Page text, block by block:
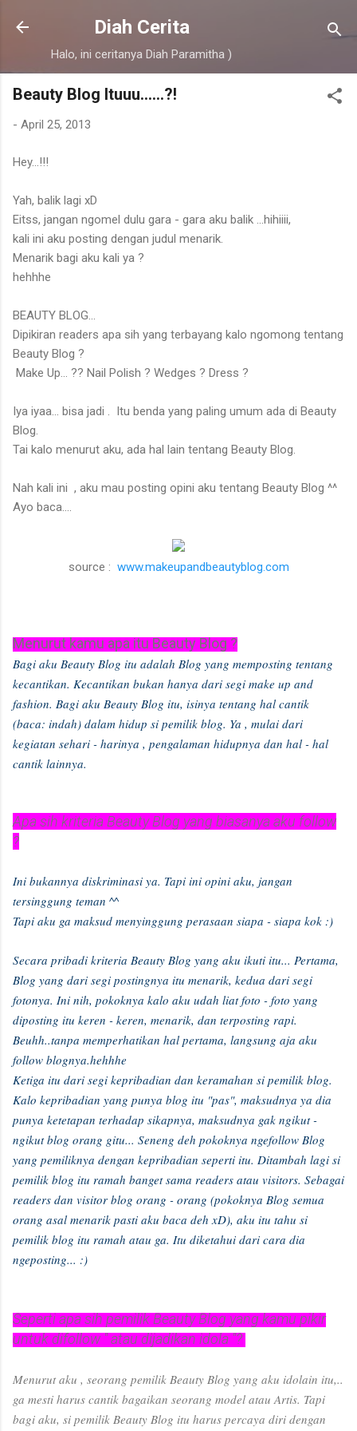
Skip to main content
Diah Cerita
Halo, ini ceritanya Diah Paramitha )
Beauty Blog Ituuu......?!
- April 25, 2013
Hey...!!!
Yah, balik lagi xD
Eitss, jangan ngomel dulu gara - gara aku balik ...hihiiii,
kali ini aku posting dengan judul menarik.
Menarik bagi aku kali ya ?
hehhhe
BEAUTY BLOG...
Dipikiran readers apa sih yang terbayang kalo ngomong tentang
Beauty Blog ?
Make Up... ?? Nail Polish ? Wedges ? Dress ?
Iya iyaa... bisa jadi . Itu benda yang paling umum ada di Beauty
Blog.
Tai kalo menurut aku, ada hal lain tentang Beauty Blog.
Nah kali ini , aku mau posting opini aku tentang Beauty Blog ^^
Ayo baca....
source : www.makeupandbeautyblog.com
Menurut kamu apa itu Beauty Blog ?
Bagi aku Beauty Blog itu adalah Blog yang memposting tentang
kecantikan. Kecantikan bukan hanya dari segi make up and
fashion. Bagi aku Beauty Blog itu, isinya tentang hal cantik
(baca: indah) dalam hidup si pemilik blog. Ya , mulai dari
kegiatan sehari - harinya , pengalaman hidupnya dan hal - hal
cantik lainnya.
Apa sih kriteria Beauty Blog yang biasanya aku follow
?
Ini bukannya diskriminasi ya. Tapi ini opini aku, jangan
tersinggung teman ^^
Tapi aku ga maksud menyinggung perasaan siapa - siapa kok :)
Secara pribadi kriteria Beauty Blog yang aku ikuti itu... Pertama,
Blog yang dari segi postingnya itu menarik, kedua dari segi
fotonya. Ini nih, pokoknya kalo aku udah liat foto - foto yang
diposting itu keren - keren, menarik, dan terposting rapi.
Beuhh..tanpa memperhatikan hal pertama, langsung aja aku
follow blognya.hehhhe
Ketiga itu dari segi kepribadian dan keramahan si pemilik blog.
Kalo kepribadian yang punya blog itu "pas", maksudnya ya dia
punya ketetapan terhadap sikapnya, maksudnya gak ngikut -
ngikut blog orang gitu... Seneng deh pokoknya ngefollow Blog
yang pemiliknya dengan kepribadian seperti itu. Ditambah lagi si
pemilik blog itu ramah banget sama readers atau visitors. Sebagai
readers dan visitor blog orang - orang (pokoknya Blog semua
orang asal menarik pasti aku baca deh xD), aku itu tahu si
pemilik blog itu ramah atau ga. Itu diketahui dari cara dia
ngeposting... :)
Seperti apa sih pemilik Beauty Blog yang kamu pikir
untuk difollow " atau dijadikan idola "?
Menurut aku , seorang pemilik Beauty Blog yang aku idolain itu,..
ga mesti harus cantik bagaikan seorang model atau Artis. Tapi
bagi aku, si pemilik Beauty Blog itu harus percaya diri dengan